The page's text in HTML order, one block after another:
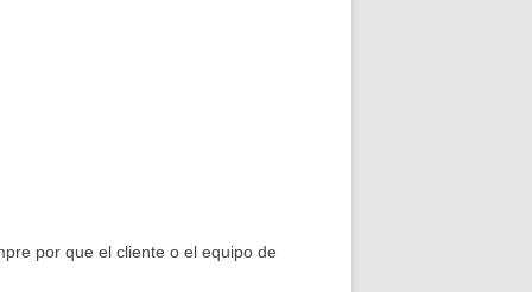
por que el cliente o el equipo de